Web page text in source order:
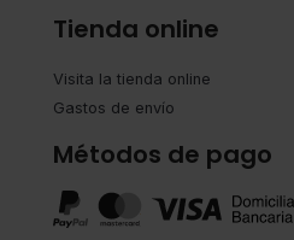
Tienda online
Visita la tienda online
Gastos de envío
Métodos de pago